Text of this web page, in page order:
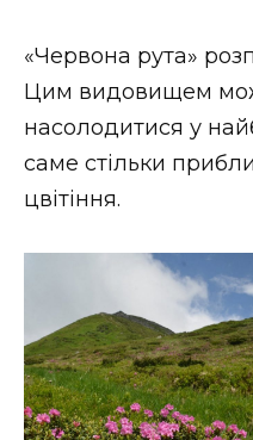
«Червона рута»
Цим видовищем
насолодитися у
саме стільки
цвітіння.